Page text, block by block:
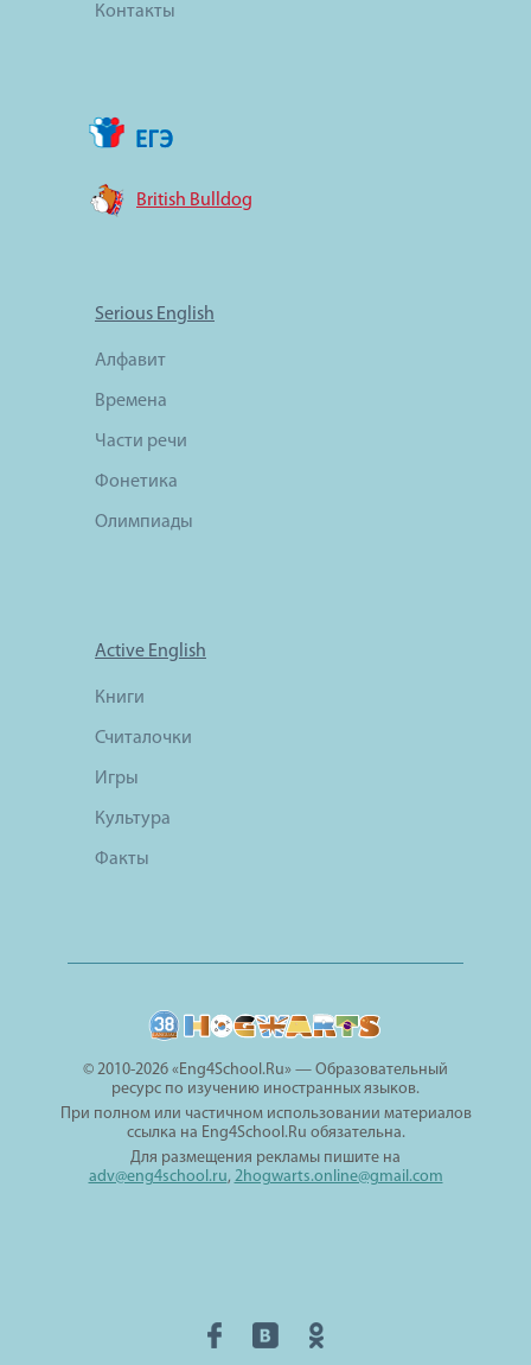
Контакты
British Bulldog
Serious English
Алфавит
Времена
Части речи
Фонетика
Олимпиады
Active English
Книги
Считалочки
Игры
Культура
Факты
© 2010-2026 «Eng4School.Ru» — Образовательный
ресурс по изучению иностранных языков.
При полном или частичном использовании материалов
ссылка на Eng4School.Ru обязательна.
Для размещения рекламы пишите на
adv@eng4school.ru, 2hogwarts.online@gmail.com